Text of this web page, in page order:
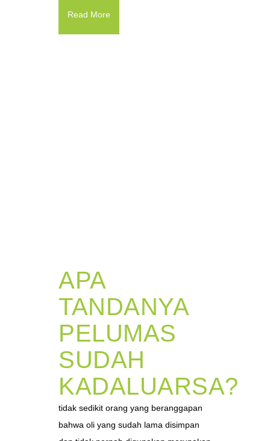
Read More
APA
TANDANYA
PELUMAS
SUDAH
KADALUARSA?
tidak sedikit orang yang beranggapan
bahwa oli yang sudah lama disimpan